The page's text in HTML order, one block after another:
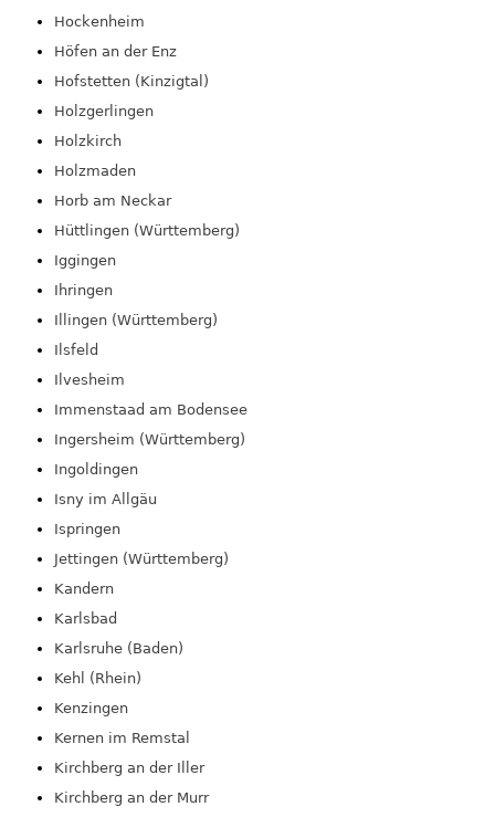
Hockenheim
Höfen an der Enz
Hofstetten (Kinzigtal)
Holzgerlingen
Holzkirch
Holzmaden
Horb am Neckar
Hüttlingen (Württemberg)
Iggingen
Ihringen
Illingen (Württemberg)
Ilsfeld
Ilvesheim
Immenstaad am Bodensee
Ingersheim (Württemberg)
Ingoldingen
Isny im Allgäu
Ispringen
Jettingen (Württemberg)
Kandern
Karlsbad
Karlsruhe (Baden)
Kehl (Rhein)
Kenzingen
Kernen im Remstal
Kirchberg an der Iller
Kirchberg an der Murr